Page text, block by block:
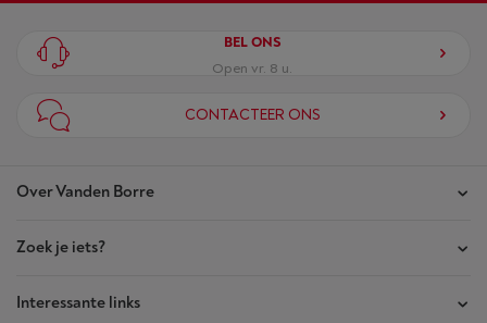
Over Vanden Borre
Onze winkels
Akte van Vertrouwen
Zoek je iets?
Je bestellingen
Interessante links
BEL ONS
Open vr. 8 u.
CONTACTEER ONS